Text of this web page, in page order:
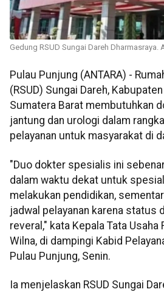
Gedung RSUD Sungai Dareh Dharmasraya.
Pulau Punjung (ANTARA) -
(RSUD) Sungai Dareh,
Sumatera Barat membutuhkan
jantung dan urologi dalam
pelayanan untuk masyarakat di
"Duo dokter spesialis ini
dalam waktu dekat untuk
melakukan pendidikan,
jadwal pelayanan karena status
reveral," kata Kepala Tata Usaha
Wilna, di dampingi Kabid
Pulau Punjung, Senin.
Ia menjelaskan RSUD Sungai